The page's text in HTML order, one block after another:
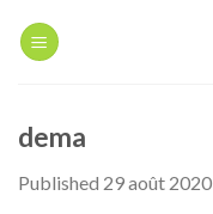
dema
Published 29 août 2020